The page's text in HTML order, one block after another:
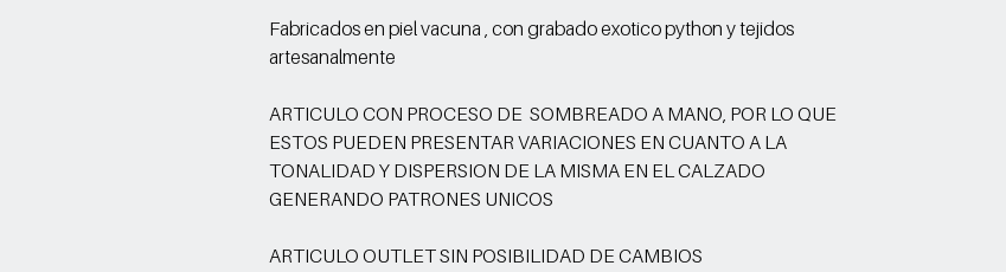
Fabricados en piel vacuna , con grabado exotico python y tejidos
artesanalmente
ARTICULO CON PROCESO DE SOMBREADO A MANO, POR LO QUE
ESTOS PUEDEN PRESENTAR VARIACIONES EN CUANTO A LA
TONALIDAD Y DISPERSION DE LA MISMA EN EL CALZADO
GENERANDO PATRONES UNICOS
ARTICULO OUTLET SIN POSIBILIDAD DE CAMBIOS